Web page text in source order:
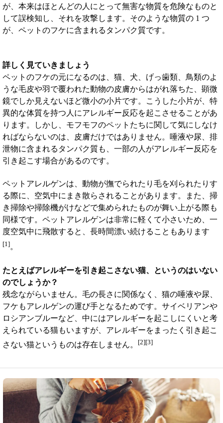
が、本来はほとんどの人にとって無害な物質を危険なものと
して誤検知し、それを攻撃します。そのような物質の 1 つ
が、ペットのフケに含まれるタンパク質です。
詳しく見ていきましょう
ペットのフケの元になるのは、猫、犬、げっ歯類、鳥類のよ
うな毛皮や羽で覆われた動物の皮膚からはがれ落ちた、顕微
鏡でしか見えないほど微小の小片です。こうした小片が、特
異的な体質を持つ人にアレルギー反応を起こさせることがあ
ります。しかし、モフモフのペットたちに関して気にしなけ
ればならないのは、皮膚だけではありません。唾液や尿、排
泄物に含まれるタンパク質も、一部の人がアレルギー反応を
引き起こす場合があるのです。
ペットアレルゲンは、動物が撫でられたり毛を刈られたりす
る際に、空気中にまき散らされることがあります。また、掃
き掃除や掃除機がけなどで集められたものが舞い上がる際も
同様です。ペットアレルゲンは非常に軽くて小さいため、一
度空気中に飛散すると、長時間漂い続けることもあります
[1]。
たとえばアレルギーを引き起こさない猫、というのはいない
のでしょうか？
残念ながらいません。毛の長さに関係なく、猫の唾液や尿、
フケもアレルゲンの運び手となるためです。サイベリアンや
ロシアンブルーなど、中にはアレルギーを起こしにくいと考
えられている猫もいますが、アレルギーをまったく引き起こ
さない猫というものは存在しません。
[2][3]